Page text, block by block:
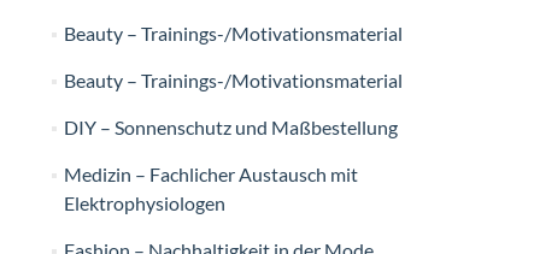
Beauty – Trainings-/Motivationsmaterial
Beauty – Trainings-/Motivationsmaterial
DIY – Sonnenschutz und Maßbestellung
Medizin – Fachlicher Austausch mit
Elektrophysiologen